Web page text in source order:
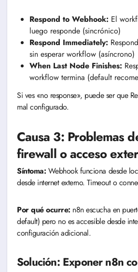
Respond to Webhook: El
luego responde (sincrónico)
Respond Immediately:
sin esperar workflow (asíncrono)
When Last Node Finishes:
workflow termina (default
Si ves «no response», puede ser que
mal configurado.
Causa 3: Problemas
firewall o acceso
Síntoma: Webhook funciona desde
desde internet externo. Timeout o
Por qué ocurre: n8n escucha en
default) pero no es accesible desde
configuración adicional.
Solución: Exponer n8n